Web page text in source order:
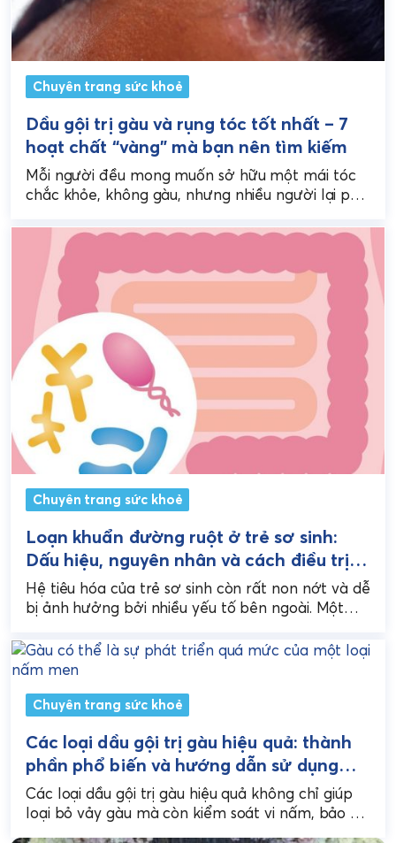
Chuyên trang sức khoẻ
Dầu gội trị gàu và rụng tóc tốt nhất – 7
hoạt chất “vàng” mà bạn nên tìm kiếm
Mỗi người đều mong muốn sở hữu một mái tóc
chắc khỏe, không gàu, nhưng nhiều người lại phải
Chuyên trang sức khoẻ
Loạn khuẩn đường ruột ở trẻ sơ sinh:
Dấu hiệu, nguyên nhân và cách điều trị
an toàn
Hệ tiêu hóa của trẻ sơ sinh còn rất non nớt và dễ
bị ảnh hưởng bởi nhiều yếu tố bên ngoài. Một
Chuyên trang sức khoẻ
Các loại dầu gội trị gàu hiệu quả: thành
phần phổ biến và hướng dẫn sử dụng
đúng cách
Các loại dầu gội trị gàu hiệu quả không chỉ giúp
loại bỏ vảy gàu mà còn kiểm soát vi nấm, bảo vệ